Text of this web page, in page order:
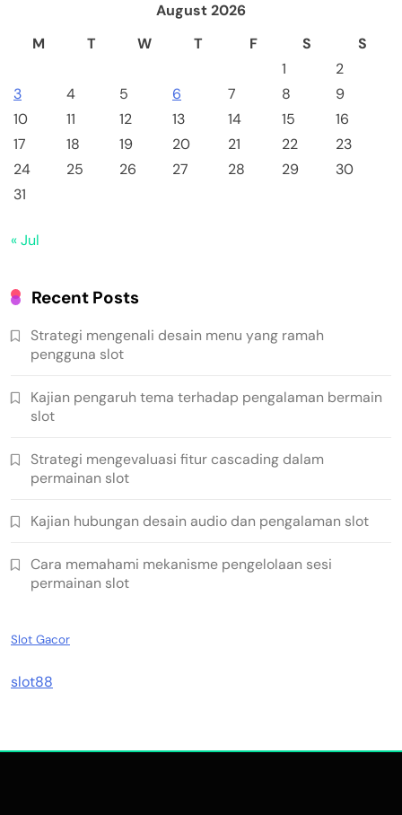
August 2026
M
T W T F S
S
1
2
3
4 5 6 7 8
9
10
11 12 13 14 15
16
17
18 19 20 21 22
23
24
25 26 27 28 29
30
31
« Jul
Recent Posts
Strategi mengenali desain menu yang ramah
pengguna slot
Kajian pengaruh tema terhadap pengalaman bermain
slot
Strategi mengevaluasi fitur cascading dalam
permainan slot
Kajian hubungan desain audio dan pengalaman slot
Cara memahami mekanisme pengelolaan sesi
permainan slot
Slot Gacor
slot88